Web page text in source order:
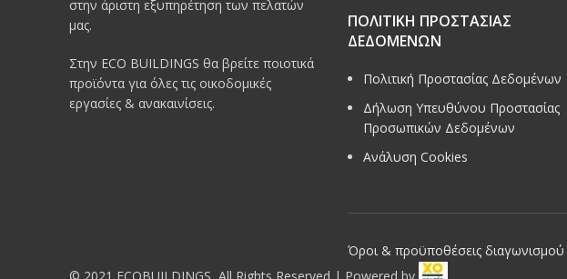
στην άριστη εξυπηρέτηση των πελατών
μας.
Στην ECO BUILDINGS θα βρείτε ποιοτικά
προϊόντα για όλες τις οικοδομικές
εργασίες & ανακαινίσεις.
ΠΟΛΙΤΙΚΗ ΠΡΟΣΤΑΣΙΑΣ
ΔΕΔΟΜΕΝΩΝ
Πολιτική Προστασίας Δεδομένων
Δήλωση Υπευθύνου Προστασίας
Προσωπικών Δεδομένων
Ανάλυση Cookies
Όροι & προϋποθέσεις διαγωνισμού